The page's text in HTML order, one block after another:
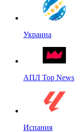
Украина
АПЛ Top News
Испания